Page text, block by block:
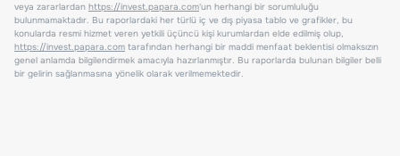
veya zararlardan https://invest.papara.com'un herhangi bir sorumluluğu
bulunmamaktadır. Bu raporlardaki her türlü iç ve dış piyasa tablo ve grafikler, bu
konularda resmi hizmet veren yetkili üçüncü kişi kurumlardan elde edilmiş olup,
https://invest.papara.com tarafından herhangi bir maddi menfaat beklentisi olmaksızın
genel anlamda bilgilendirmek amacıyla hazırlanmıştır. Bu raporlarda bulunan bilgiler belli
bir gelirin sağlanmasına yönelik olarak verilmemektedir.